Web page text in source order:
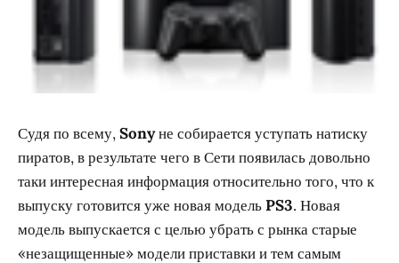
Судя по всему,Sonyне собирается уступать натиску
пиратов, в результате чего в Сети появилась довольно
таки интересная информация относительно того, что к
выпуску готовится уже новая модельPS3. Новая
модель выпускается с целью убрать с рынка старые
«незащищенные» модели приставки и тем самым